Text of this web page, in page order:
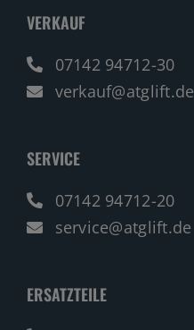
VERKAUF
07142 94712-30
verkauf@atglift.de
SERVICE
07142 94712-20
service@atglift.de
ERSATZTEILE